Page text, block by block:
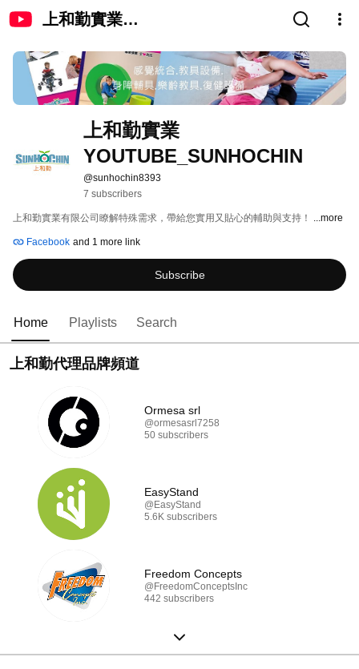
上和勤實業
上和勤實業
YOUTUBE_SUNHOCHIN
@sunhochin8393
7 subscribers
上和勤實業有限公司瞭解特殊需求，帶給您實用又貼心的輔助與支持！ ...more
Facebook and 1 more link
Subscribe
Home Playlists Search
上和勤代理品牌頻道
Ormesa srl
@ormesasrl7258
50 subscribers
EasyStand
@EasyStand
5.6K subscribers
Freedom Concepts
@FreedomConceptsInc
442 subscribers